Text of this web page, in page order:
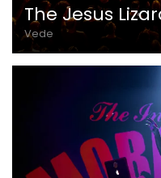
The Jesus
Vede